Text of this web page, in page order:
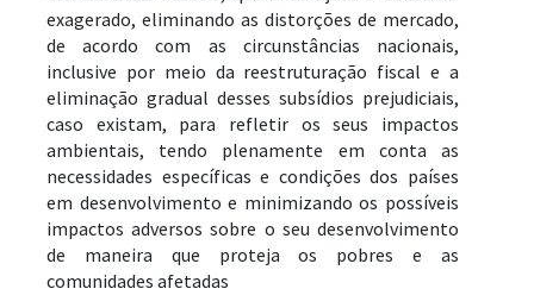
exagerado, eliminando as distorções de mercado,
de acordo com as circunstâncias nacionais,
inclusive por meio da reestruturação fiscal e a
eliminação gradual desses subsídios prejudiciais,
caso existam, para refletir os seus impactos
ambientais, tendo plenamente em conta as
necessidades específicas e condições dos países
em desenvolvimento e minimizando os possíveis
impactos adversos sobre o seu desenvolvimento
de maneira que proteja os pobres e as
comunidades afetadas